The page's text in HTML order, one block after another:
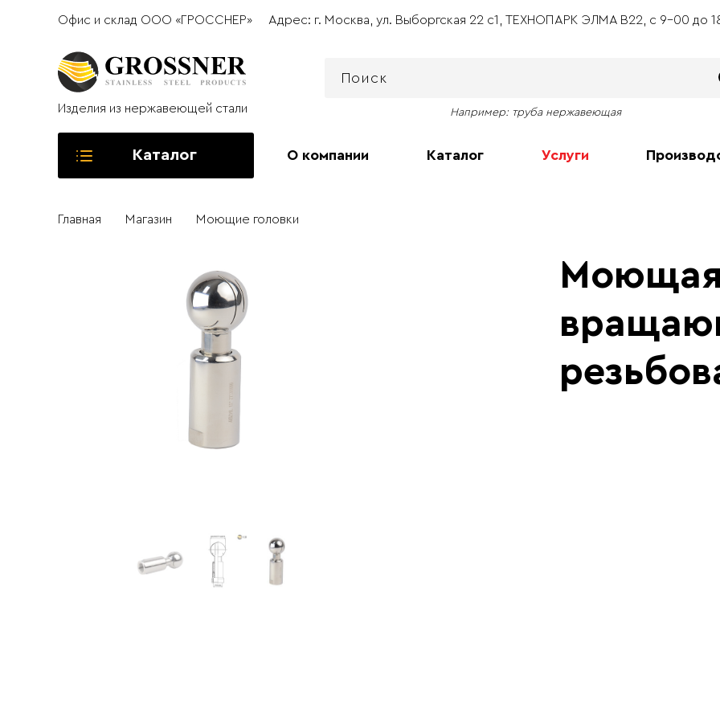
Офис и склад ООО «ГРОССНЕР» Адрес: г. Москва, ул. Выборгская 22 с1, ТЕХНОПАРК ЭЛМА В22, с 9-00 до
Изделия из нержавеющей стали Например: труба нержавеющая
Каталог О компании Каталог Услуги
Главная Магазин Моющие головки
Моющая